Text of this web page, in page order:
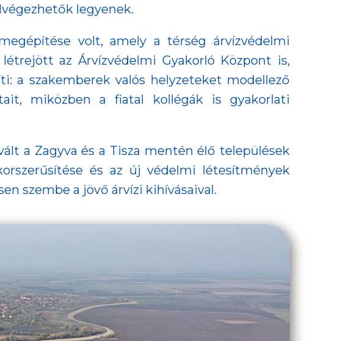
legyenek.
volt, amely a térség árvízvédelmi
az Árvízvédelmi Gyakorló Központ is,
a szakemberek valós helyzeteket modellező
miközben a fiatal kollégák is gyakorlati
a Zagyva és a Tisza mentén élő települések
és az új védelmi létesítmények
szembe a jövő árvízi kihívásaival.